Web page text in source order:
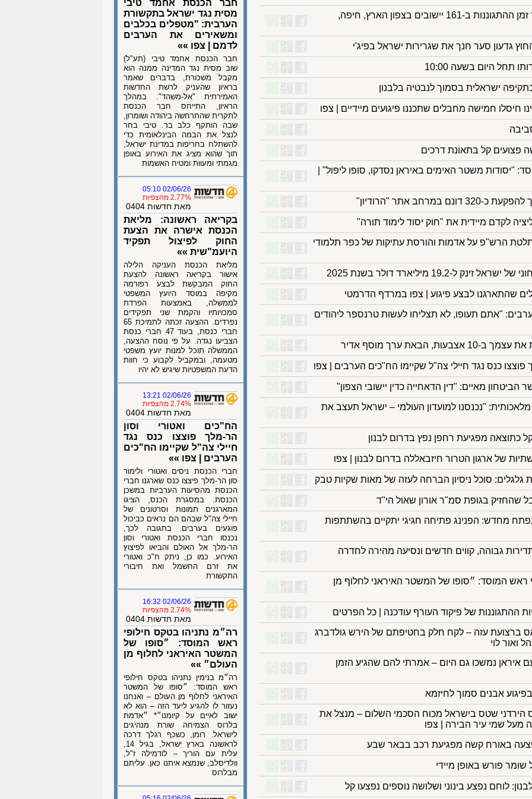
החל מהשעה 16:00: יוארך זמן ההתגוננות ב-161 יישובים בצפון הארץ, חיפה,
גדעון סער חנך את שגרירות ישראל בפיג'י
תחל היום בשעה 10:00
ישראלית בסמוך לנבטיה בלבנון
חיסלו חמישה מחבלים שתכננו פיגועים מיידיים | צפו
"יסודות משטר האימים באיראן נסדקו, סופו ליפול" |
אתר "הרודיון"
לקדם מיידית את "חוק יסוד לימוד תורה"
הרש"פ על אדמות והורסת עתיקות של כפר תלמודי
ל-19.2 מיליארד דולר בשנת 2025
שהתארגנו לבצע פיגוע | צפו במרדף הדרמטי
"אתם תעופו, לא תצליחו לעשות טרנספר ליהודים
הבאת ערך מוסף אדיר
פוצצו כנס נגד חיילי צה"ל שקיימו הח"כים הערבים | צפו
מאיים: "דין הדאחייה כדין יישובי הצפון"
"נכנסנו למועדון העולמי – ישראל תעצב את
כתוצאה מפגיעת רחפן נפץ בדרום לבנון
של ארגון הטרור חיזבאללה בדרום לבנון | צפו
סוכל ניסיון הברחה לעזה של מאות שקיות טבק
שהחזיק בגופת סמ"ר אורון שאול הי"ד
מחדש: הפנינג פתיחה חגיגי יתקיים בהשתתפות
גבוהה, קווים חדשים ונסיעה מהירה לחדרה
ראש המוסד: ״סופו של המשטר האיראני לחלוף מן
ההתגוננות של פיקוד העורף עודכנה | כל הפרטים
ברצועת עזה – לקח חלק בחטיפתם של הירש גולדברג
ואור לוי
איראן נמשכו גם היום – אמרתי להם שהגיע הזמן
אבנים סמוך לחיזמא
שטס בישראל מכוח הסכמי השלום – מנצל את
מעל שמי עיר הבירה | צפו
באורח קשה מפגיעת רכב בבאר שבע
פורש באופן מיידי
לוחם נפצע בינוני ושלושה נוספים נפצעו קל
חבר הכנסת אחמד טיבי
מסית נגד ישראל בתקשורת
הערבית: "מטפלים בכלבים
ומשאירים את הערבים
לדמם | צפו »»
חבר הכנסת אחמד טיבי (תע"ל)
שוב מסית נגד המדינה ממנה הוא
מקבל משכורת, בדברים שאמר
בראיון שהעניק לרשת החדשות
האמירתית "אל-משהד". במהלך
הראיון, התייחס חבר הכנסת
לתקרית שהתרחשה ביהודה ושומרון,
שבה הותקף כלב בר. טיבי בחר
לנצל את הבמה הבינלאומית כדי
להשתלח בחריפות במדינת ישראל,
תוך שהוא מציג את האירוע באופן
מגמתי ומעוות ומטיח האשמות
02/06/26 05:10
2.77% מהצפיות
מאת חדשות 0404
בקריאה ראשונה: מליאת
הכנסת אישרה את הצעת
החוק לפיצול תפקיד
היועמ"שית »»
מליאת הכנסת העניקה הלילה
אישור בקריאה ראשונה להצעת
החוק המבקשת לבצע רפורמה
מקיפה במוסד היועץ המשפטי
לממשלה, באמצעות הפרדת
סמכויותיו והקמת שני תפקידים
נפרדים. ההצעה זכתה לתמיכת 65
חברי כנסת, בעוד 47 חברי כנסת
הצביעו נגדה. על פי נוסח ההצעה,
הממשלה תוכל למנות יועץ משפטי
מטעמה, ובמקביל לקבוע כי חוות
הדעת המשפטיות שיגיש לא יהיו
02/06/26 13:21
2.74% מהצפיות
מאת חדשות 0404
הח"כים ואטורי וסון
הר-מלך פוצצו כנס נגד
חיילי צה"ל שקיימו הח"כים
הערבים | צפו »»
חברי הכנסת ניסים ואטורי ולימור
סון הר-מלך פיצצו כנס שארגנו חברי
הכנסת מהסיעות הערביות במשכן
הכנסת. במסגרת הכנס, הציגו
המארגנים תמונות וסרטונים של
חיילי צה"ל שבהם הם נראים כביכול
פוגעים בערבים. בתגובה לכך,
נכנסו חברי הכנסת ואטורי וסון
הר-מלך אל האולם והביאו לפיצוץ
האירוע. כמו כן, ניתק ח"כ ואטורי
את זרם החשמל ואת חיבורי
התקשורת
02/06/26 16:32
2.74% מהצפיות
מאת חדשות 0404
רה״מ נתניהו בטקס חילופי
ראש המוסד: ״סופו של
המשטר האיראני לחלוף מן
העולם״ »»
רה״מ בנימין נתניהו בטקס חילופי
ראש המוסד: ״סופו של המשטר
האיראני לחלוף מן העולם – ואנחנו
נעזור לו להגיע ליעד הזה – הוא לא
ישוב לאיים על קיומנו״* ״אדמת
בלרוס הצמיחה שורת מנהיגים
לישראל. רומן, כשכף רגלך דרכה
לראשונה בארץ ישראל, בגיל 14,
עלית עם הוריך – לודמילה ז"ל,
וולדיסלב, שנמצא איתנו כאן. עליתם
מבלרוס